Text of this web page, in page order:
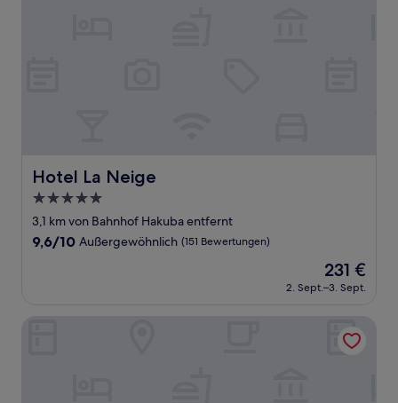
Hotel La Neige
Hotel La Neige
5.0-
Sterne-
Unterkunft
3,1 km von Bahnhof Hakuba entfernt
9.6
Bewertungen)
9,6/10 Außergewöhnlich (151 Bewertungen)
Der
Preis
beträgt
231 €
2. Sept.–3. Sept.